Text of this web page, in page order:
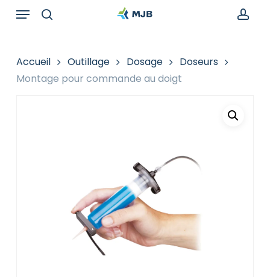
Recherche
Menu
Accueil Outillage Dosage
Doseurs
Montage pour commande au doigt